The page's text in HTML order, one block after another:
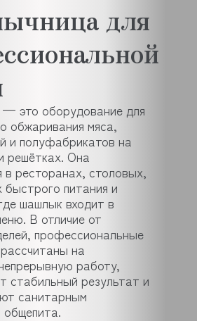
для
это оборудование для
обжаривания мяса,
и полуфабрикатов на
решётках. Она
в ресторанах, столовых,
питания и
шашлык входит в
В отличие от
профессиональные
на
работу,
стабильный результат и
санитарным